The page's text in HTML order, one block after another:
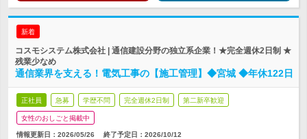
新着
コスモシステム株式会社 | 通信建設分野の独立系企業！★完全週休2日制 ★
残業少なめ
通信業界を支える！電気工事の【施工管理】◆宮城 ◆年休122日
正社員 急募 学歴不問 完全週休2日制 第二新卒歓迎
女性のおしごと掲載中
情報更新日：2026/05/26 終了予定日： 2026/10/12